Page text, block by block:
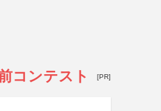
コンテスト [PR]